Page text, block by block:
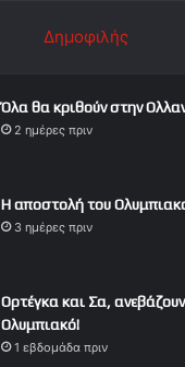
Δημοφιλής
Όλα θα κριθούν στην
2 ημέρες πριν
Η αποστολή του
3 ημέρες πριν
Ορτέγκα και Σα,
Ολυμπιακό!
1 εβδομάδα πριν